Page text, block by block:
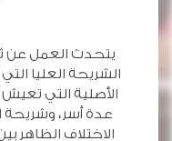
يتحدث العمل عن
الشريحة العليا
الأصلية التي
عدة أسر، وشريحة
الاختلاف الظاهر